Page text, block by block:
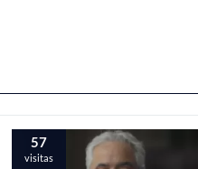
57
visitas